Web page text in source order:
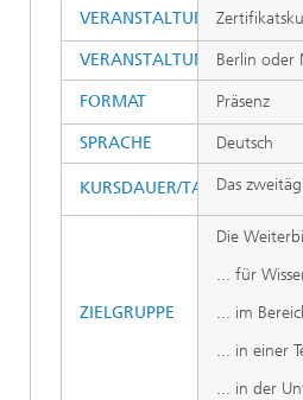
Berlin oder
Präsenz
Deutsch
Das
Die
... für
... im
... in einer
... in der
VERANSTALTUNGSTYP
VERANSTALTUNGSORT
FORMAT
SPRACHE
KURSDAUER/TAGESABLAUF
ZIELGRUPPE